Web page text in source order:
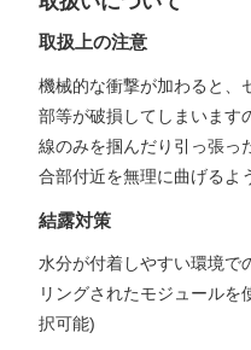
取扱上の注意
機械的な衝撃が加わると、
部等が破損してしまいます
線のみを掴んだり引っ張っ
合部付近を無理に曲げるよ
結露対策
水分が付着しやすい環境で
リングされたモジュールを
択可能)